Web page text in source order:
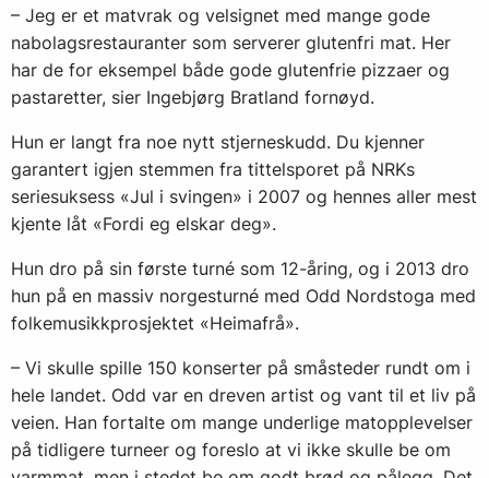
– Jeg er et matvrak og velsignet med mange gode
nabolagsrestauranter som serverer glutenfri mat. Her
har de for eksempel både gode glutenfrie pizzaer og
pastaretter, sier Ingebjørg Bratland fornøyd.
Hun er langt fra noe nytt stjerneskudd. Du kjenner
garantert igjen stemmen fra tittelsporet på NRKs
seriesuksess «Jul i svingen» i 2007 og hennes aller mest
kjente låt «Fordi eg elskar deg».
Hun dro på sin første turné som 12-åring, og i 2013 dro
hun på en massiv norgesturné med Odd Nordstoga med
folkemusikkprosjektet «Heimafrå».
– Vi skulle spille 150 konserter på småsteder rundt om i
hele landet. Odd var en dreven artist og vant til et liv på
veien. Han fortalte om mange underlige matopplevelser
på tidligere turneer og foreslo at vi ikke skulle be om